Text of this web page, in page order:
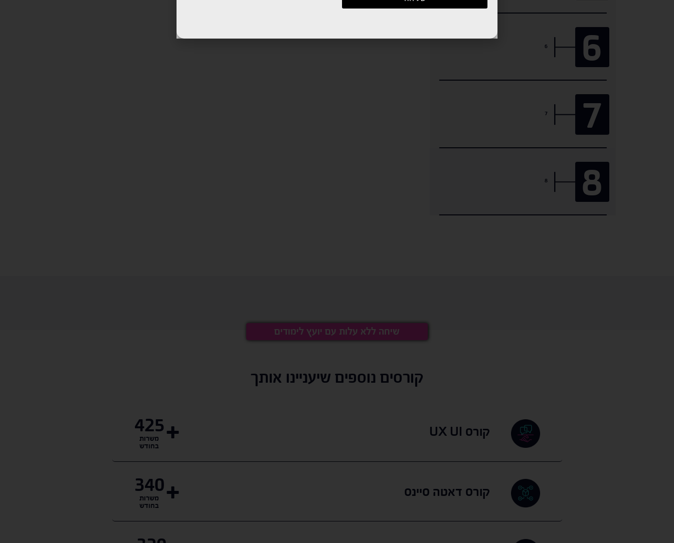
6
6
7
7
8
8
שיחה ללא עלות עם יועץ לימודים
קורסים נוספים שיעניינו אותך
קורס UX UI 425
משרות
בחודש
קורס דאטה סיינס 340
משרות
בחודש